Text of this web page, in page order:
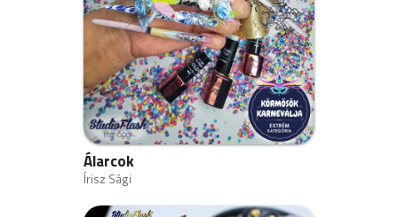
Álarcok
Írisz Sági